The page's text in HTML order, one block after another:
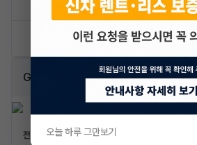
신차 문의하기
GLS 580 4매틱
전장/전폭오늘 하루 그만보기